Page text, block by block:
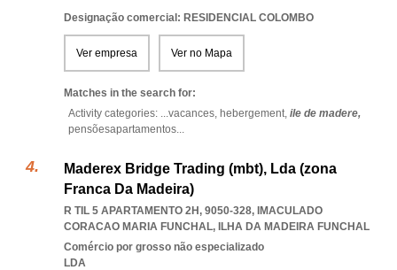
Designação comercial: RESIDENCIAL COLOMBO
Ver empresa Ver no Mapa
Matches in the search for:
Activity categories: ...vacances, hebergement, ile de madere,
pensõesapartamentos...
Maderex Bridge Trading (mbt), Lda (zona
Franca Da Madeira)
R TIL 5 APARTAMENTO 2H, 9050-328, IMACULADO
CORACAO MARIA FUNCHAL, ILHA DA MADEIRA FUNCHAL
Comércio por grosso não especializado
LDA